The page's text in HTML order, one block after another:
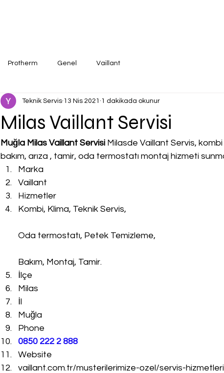
Protherm Genel Vaillant
Milas Vaillant Servisi
Teknik Servis 13 Nis 2021 1 dakikada okunur
Muğla Milas Vaillant Servisi Milasde Vaillant Servis,
bakım, arıza , tamir, oda termostatı montaj hizmeti
Marka
Vaillant
Hizmetler
Kombi, Klima, Teknik Servis,
Oda termostatı, Petek Temizleme,
Bakım, Montaj, Tamir.
İlçe
Milas
İl
Muğla
Phone
0850 222 2 888
Website
vaillant.com.tr/musterilerimize-ozel/servis-